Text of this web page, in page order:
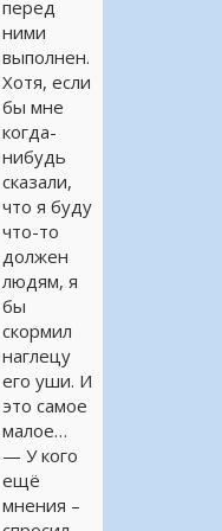
перед
ними
выполнен.
Хотя, если
бы мне
когда-
нибудь
сказали,
что я буду
что-то
должен
людям, я
бы
скормил
наглецу
его уши. И
это самое
малое…
— У кого
ещё
мнения –